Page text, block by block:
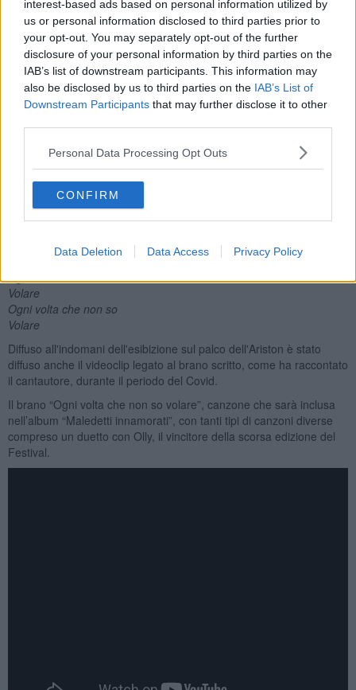
interest-based ads based on personal information utilized by
us or personal information disclosed to third parties prior to
your opt-out. You may separately opt-out of the further
disclosure of your personal information by third parties on the
IAB’s list of downstream participants. This information may
also be disclosed by us to third parties on the IAB’s List of
Downstream Participants that may further disclose it to other
Personal Data Processing Opt Outs
CONFIRM
Data Deletion Data Access Privacy Policy
Lo pensiamo sempre tutti che sia meglio qualcun altro
E non vediamo dietro al vecchio i capelli da ragazzo
Il tempo corre quanto è stronzo
Sorpassa e poi ti ruba il posto
E mentre fuori brucia un altro inferno
Pochi minuti e poi sarà domani
Qualcuno è pronto e qualcun altro è perso
I mostri che c’ho dentro
Che mi fanno cadere
Questa mania che devi andare solo bene
A chi mi salva ogni volta che tocco il fondo
A chi comunque vada mi rimane accanto
E se questa vita è un viaggio
Ogni volta che non so
Volare
Ogni volta che non so
Volare
Diffuso all'indomani dell'esibizione sul palco dell'Ariston è stato
diffuso anche il videoclip legato al brano scritto, come ha raccontato
il cantautore, durante il periodo del Covid.
Il brano “Ogni volta che non so volare”, canzone che sarà inclusa
nell’album “Maledetti innamorati”, con tanti tipi di canzoni diverse
compreso un duetto con Olly, il vincitore della scorsa edizione del
Festival.